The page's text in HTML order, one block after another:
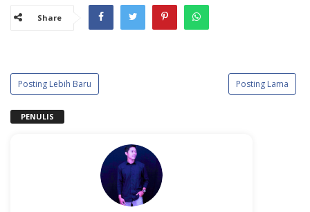
Share
Posting Lebih Baru Posting Lama
PENULIS